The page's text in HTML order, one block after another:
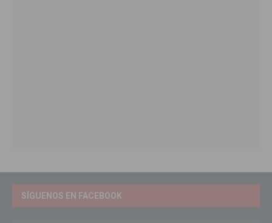
SÍGUENOS EN FACEBOOK